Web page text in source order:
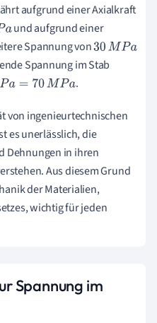
aufgrund einer Axialkraft
und aufgrund einer
Spannung von3
0
a
Spannung im Stab
Pa .
von ingenieurtechnischen
es unerlässlich, die
Dehnungen in ihren
Aus diesem Grund
der Materialien,
wichtig für jeden
Spannung im